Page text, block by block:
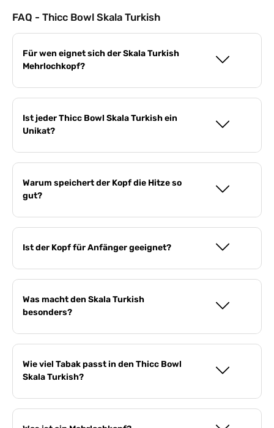
FAQ - Thicc Bowl Skala Turkish
Für wen eignet sich der Skala Turkish
Mehrlochkopf?
Ist jeder Thicc Bowl Skala Turkish ein
Unikat?
Warum speichert der Kopf die Hitze so
gut?
Ist der Kopf für Anfänger geeignet?
Was macht den Skala Turkish
besonders?
Wie viel Tabak passt in den Thicc Bowl
Skala Turkish?